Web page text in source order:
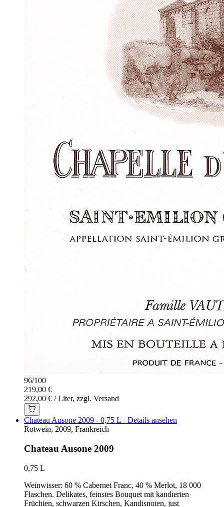
96/100
219,00 €
292,00 € / Liter, zzgl. Versand
Chateau Ausone 2009 - 0,75 L - Details ansehen
Rotwein, 2009, Frankreich
Chateau Ausone 2009
0,75 L
Weinwisser: 60 % Cabernet Franc, 40 % Merlot, 18 000
Flaschen. Delikates, feinstes Bouquet mit kandierten
Früchten, schwarzen Kirschen, Kandisnoten, just